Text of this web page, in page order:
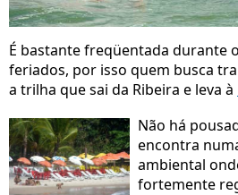
É bastante freqüentada durante
feriados, por isso quem busca
a trilha que sai da Ribeira e leva à
Não há
encontra
ambiental
fortemente